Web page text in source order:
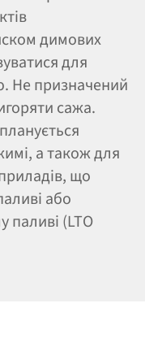
димових
для
Не призначений
сажа.
а також для
що
або
паливі (LTO